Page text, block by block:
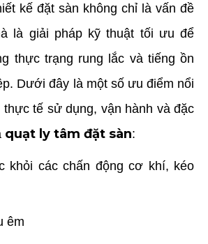
kế đặt sàn không chỉ là vấn đề
là giải pháp kỹ thuật tối ưu để
thực trạng rung lắc và tiếng ồn
Dưới đây là một số ưu điểm nổi
tế sử dụng, vận hành và đặc
quạt ly tâm đặt sàn:
khỏi các chấn động cơ khí, kéo
êm